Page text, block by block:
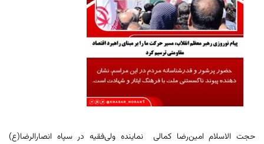
حجت الاسلام امین‌رضا کمالی نماینده ولی‌فقیه در سپاه انصارالرضا(ع)